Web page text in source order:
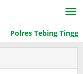
Polres Tebing Tinggi